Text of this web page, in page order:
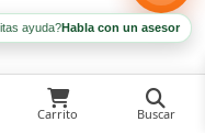
Carrito Buscar
ayuda?Habla con un asesor